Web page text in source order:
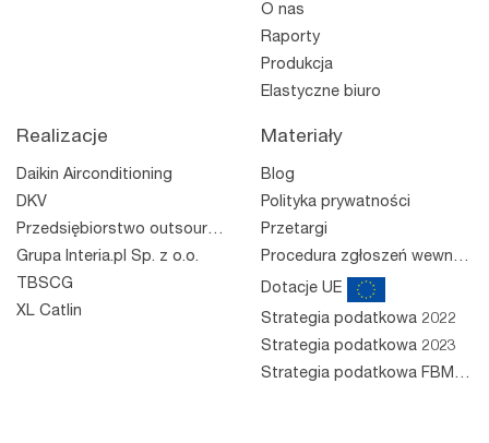
O nas
Raporty
Produkcja
Elastyczne biuro
Realizacje
Daikin Airconditioning
DKV
Przedsiębiorstwo outsourcingowe
Grupa Interia.pl Sp. z o.o.
TBSCG
XL Catlin
Materiały
Blog
Polityka prywatności
Przetargi
Procedura zgłoszeń wewnętrznych
Dotacje UE
Strategia podatkowa 2022
Strategia podatkowa 2023
Strategia podatkowa FBM 2023